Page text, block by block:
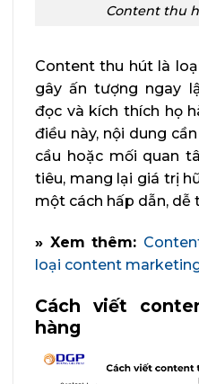
Content thu
Content thu hút là
gây ấn tượng ngay
đọc và kích thích họ
điều này, nội dung
cầu hoặc mối quan
tiêu, mang lại giá trị
một cách hấp dẫn, dễ
» Xem thêm:
loại content
Cách viết
hàng